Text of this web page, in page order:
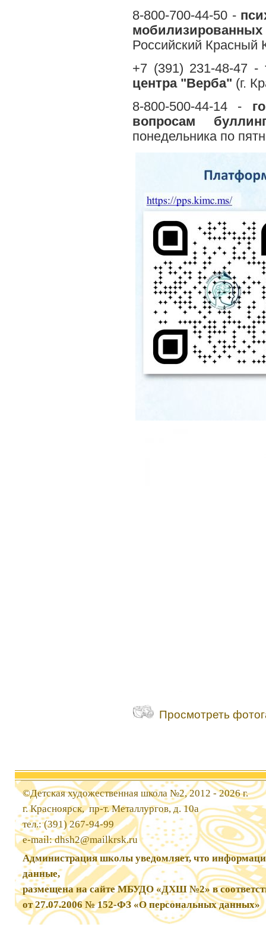
8-800-700-44-50 -
Российский Красный
+7 (391) 231-48-47 -
центра "Верба" (г.
8-800-500-44-14 -
вопросам
понедельника по
Просмотреть
©Детская художественная школа №2, 2012 - 2026 г.
г. Красноярск, пр-т. Металлургов, д. 10а
тел.: (391) 267-94-99
e-mail:dhsh2@mailkrsk.ru
Администрация школы уведомляет, что
данные,
размещена на сайте МБУДО «ДХШ №2» в
от 27.07.2006 № 152-ФЗ «О персональных данных»